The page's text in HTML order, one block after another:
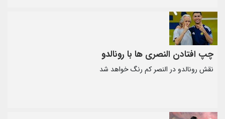
چپ افتادن النصری ها با رونالدو
نقش رونالدو در النصر کم رنگ خواهد شد